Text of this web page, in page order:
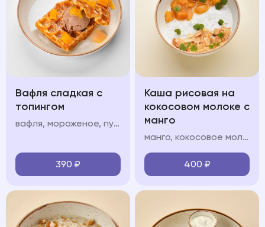
Вафля сладкая с
топингом
вафля, мороженое, пудра, топинг: шоколад/карамель/клубника/вишня/манго
390 ₽
Каша рисовая на
кокосовом молоке с
манго
манго, кокосовое молоко, кокосовые лепестки
400 ₽